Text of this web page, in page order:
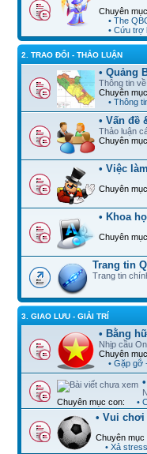
Chuyên
• The
• Cứu trợ
2. TRAO ĐỔI - THẢO LUẬN
• Quảng
Thông tin
Chuyên
• Thông
• Vấn đề
Thảo luận
Chuyên
• Việc
Chuyên
• Khoa
Chuyên
Trang tin
Trang tin
3. GIAO LƯU - GIẢI TRÍ
• Bằng
Nhịp cầu
Chuyên
• Gặp gỡ
Chuyên mục con:
•
• Vui
Chuyên mục
• Xả stress